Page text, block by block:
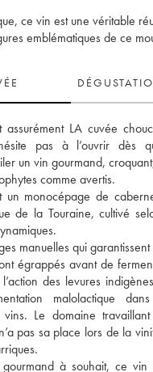
ce vin est une véritable
emblématiques de ce
assurément LA cuvée
pas à l’ouvrir dès
un vin gourmand,
comme avertis.
un monocépage de
de la Touraine, cultivé
manuelles qui
égrappés avant de
des levures
malolactique
Le domaine
pas sa place lors de la
à souhait, ce vin